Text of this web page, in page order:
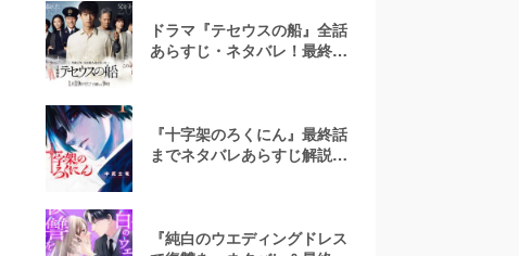
ドラマ『テセウスの船』全話
あらすじ・ネタバレ！最終回
『十字架のろくにん』最終話
までネタバレあらすじ解説！
『純白のウエディングドレス